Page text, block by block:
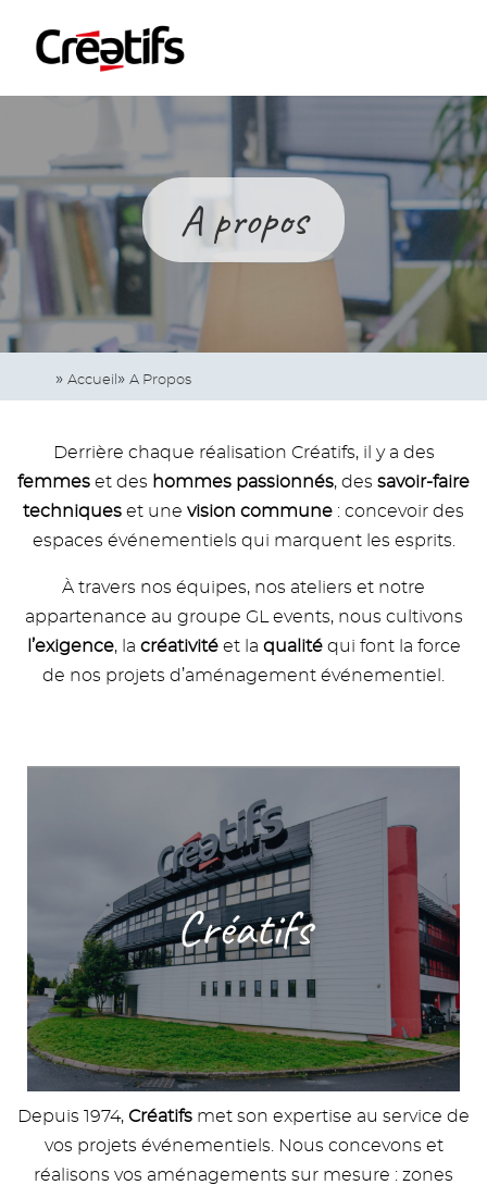
main
content
A propos
Accueil A Propos
Derrière chaque réalisation Créatifs, il y a des
femmes et des hommes passionnés, des savoir-faire
techniques et une vision commune : concevoir des
espaces événementiels qui marquent les esprits.
À travers nos équipes, nos ateliers et notre
appartenance au groupe GL events, nous cultivons
l’exigence, la créativité et la qualité qui font la force
de nos projets d’aménagement événementiel.
Image
Depuis 1974, Créatifs met son expertise au service de
vos projets événementiels. Nous concevons et
réalisons vos aménagements sur mesure : zones